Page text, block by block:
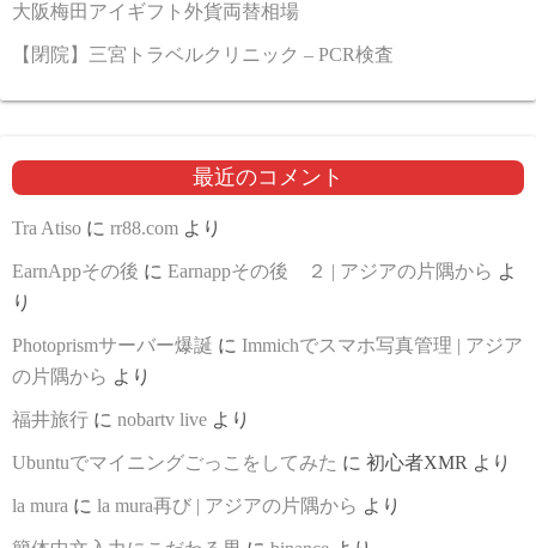
大阪梅田アイギフト外貨両替相場
【閉院】三宮トラベルクリニック – PCR検査
最近のコメント
Tra Atiso に rr88.com より
EarnAppその後 に Earnappその後 ２ | アジアの片隅から よ
り
Photoprismサーバー爆誕 に Immichでスマホ写真管理 | アジア
の片隅から より
福井旅行 に nobartv live より
Ubuntuでマイニングごっこをしてみた に 初心者XMR より
la mura に la mura再び | アジアの片隅から より